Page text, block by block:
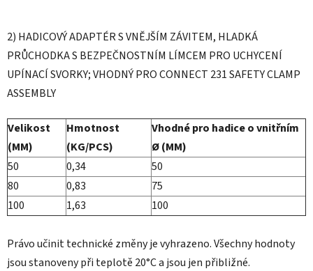
2) HADICOVÝ ADAPTÉR S VNĚJŠÍM ZÁVITEM, HLADKÁ
PRŮCHODKA S BEZPEČNOSTNÍM LÍMCEM PRO UCHYCENÍ
UPÍNACÍ SVORKY; VHODNÝ PRO CONNECT 231 SAFETY CLAMP
ASSEMBLY
Velikost
(MM)
Hmotnost
(KG/PCS)
Vhodné pro hadice o vnitřním
Ø (MM)
50
0,34
50
80
0,83
75
100
1,63 100
Právo učinit technické změny je vyhrazeno. Všechny hodnoty
jsou stanoveny při teplotě 20°C a jsou jen přibližné.